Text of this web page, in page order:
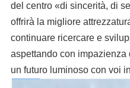
del centro «di sincerità, di
offrirà la migliore
continuare ricercare e
aspettando con
un futuro luminoso con voi